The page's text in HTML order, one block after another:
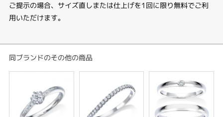
ご提示の場合、サイズ直しまたは仕上げを1回に限り無料でご利
用いただけます。
同ブランドのその他の商品